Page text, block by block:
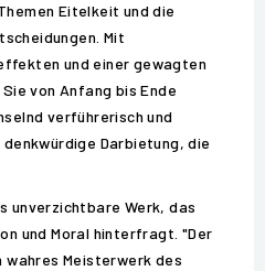
Eitelkeit und die
Mit
und einer gewagten
von Anfang bis Ende
verführerisch und
Darbietung, die
unverzichtbare Werk, das
und Moral hinterfragt. "Der
Meisterwerk des